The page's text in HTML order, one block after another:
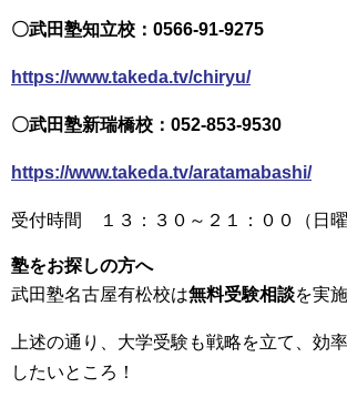
〇武田塾知立校：0566-91-9275
https://www.takeda.tv/chiryu/
〇武田塾新瑞橋校：052-853-9530
https://www.takeda.tv/aratamabashi/
受付時間 １３：３０～２１：００（日曜
塾をお探しの方へ
武田塾名古屋有松校は無料受験相談を実
上述の通り、大学受験も戦略を立て、効
したいところ！